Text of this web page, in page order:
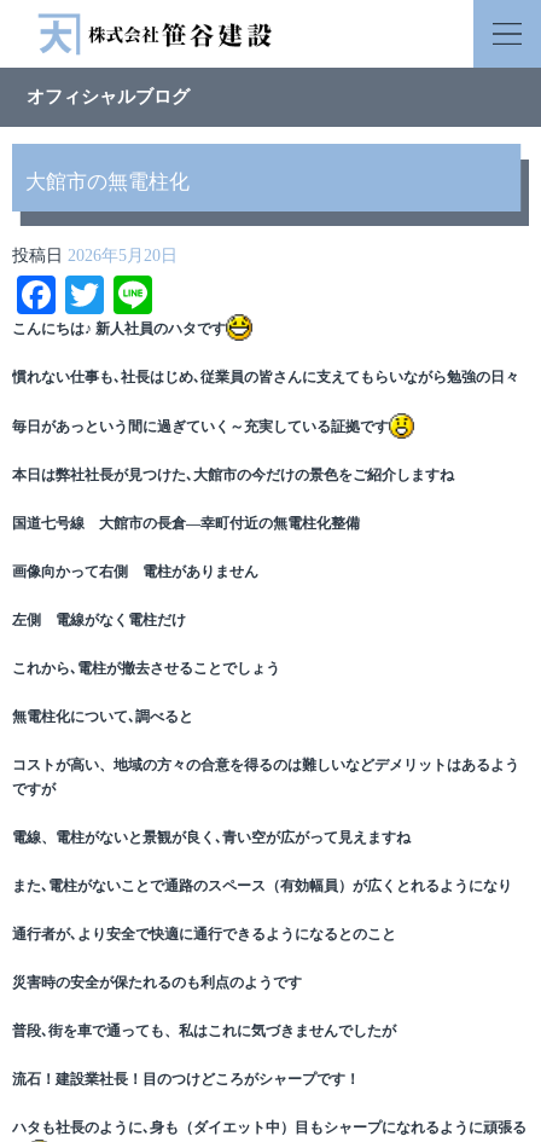
オフィシャルブログ
大館市の無電柱化
投稿日 2026年5月20日
Facebook
Twitter
こんにちは♪ 新人社員のハタです
慣れない仕事も､社長はじめ､従業員の皆さんに支えてもらいながら勉強の日々
毎日があっという間に過ぎていく～充実している証拠です
本日は弊社社長が見つけた､大館市の今だけの景色をご紹介しますね
国道七号線 大館市の長倉―幸町付近の無電柱化整備
画像向かって右側 電柱がありません
左側 電線がなく電柱だけ
これから､電柱が撤去させることでしょう
無電柱化について､調べると
コストが高い、地域の方々の合意を得るのは難しいなどデメリットはあるよう
ですが
電線、電柱がないと景観が良く､青い空が広がって見えますね
また､電柱がないことで通路のスペース（有効幅員）が広くとれるようになり
通行者が､より安全で快適に通行できるようになるとのこと
災害時の安全が保たれるのも利点のようです
普段､街を車で通っても、私はこれに気づきませんでしたが
流石！建設業社長！目のつけどころがシャープです！
ハタも社長のように､身も（ダイエット中）目もシャープになれるように頑張る